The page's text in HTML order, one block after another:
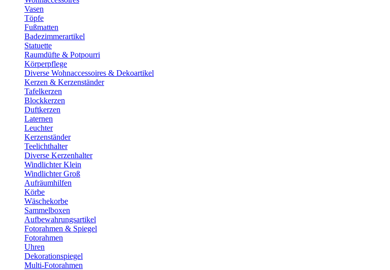
Vasen
Töpfe
Fußmatten
Badezimmerartikel
Statuette
Raumdüfte & Potpourri
Körperpflege
Diverse Wohnaccessoires & Dekoartikel
Kerzen & Kerzenständer
Tafelkerzen
Blockkerzen
Duftkerzen
Laternen
Leuchter
Kerzenständer
Teelichthalter
Diverse Kerzenhalter
Windlichter Klein
Windlichter Groß
Aufräumhilfen
Körbe
Wäschekorbe
Sammelboxen
Aufbewahrungsartikel
Fotorahmen & Spiegel
Fotorahmen
Uhren
Dekorationspiegel
Multi-Fotorahmen